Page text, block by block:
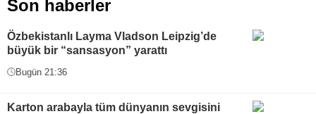
Son haberler
Özbekistanlı Layma Vladson Leipzig’de
büyük bir “sansasyon” yarattı
Bugün 21:36
Karton arabayla tüm dünyanın sevgisini